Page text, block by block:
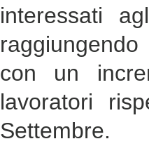
interessati
con un
lavoratori
Settembre.